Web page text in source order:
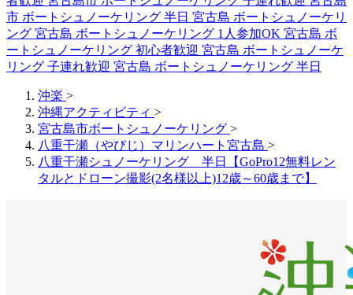
市 ボートシュノーケリング 半日 宮古島 ボートシュノーケリ
ング 宮古島 ボートシュノーケリング 1人参加OK 宮古島 ボ
ートシュノーケリング 初心者歓迎 宮古島 ボートシュノーケ
リング 子連れ歓迎 宮古島 ボートシュノーケリング 半日
沖楽 >
沖縄アクティビティ >
宮古島市ボートシュノーケリング >
八重干瀬（やびじ）マリンハート宮古島 >
八重干瀬シュノーケリング 半日【GoPro12無料レン
タルとドローン撮影(2名様以上)12歳～60歳まで】